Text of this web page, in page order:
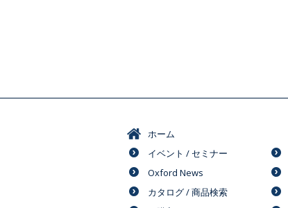
ホーム
イベント / セミナー
Oxford News
カタログ / 商品検索